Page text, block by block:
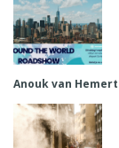
Anouk van Hemert